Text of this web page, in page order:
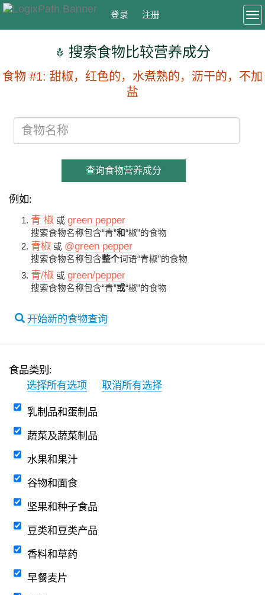
登录 注册
搜索食物比较营养成分
食物 #1: 甜椒，红色的，水煮熟的，沥干的，不加
盐
查询食物营养成分
例如:
青 椒 或green pepper
搜索食物名称包含“青”和“椒”的食物
青椒 或 @green pepper
搜索食物名称包含整个词语“青椒”的食物
青/椒 或green/pepper
搜索食物名称包含“青”或“椒”的食物
开始新的食物查询
食品类别:
选择所有选项
取消所有选择
乳制品和蛋制品
蔬菜及蔬菜制品
水果和果汁
谷物和面食
坚果和种子食品
豆类和豆类产品
香料和草药
早餐麦片